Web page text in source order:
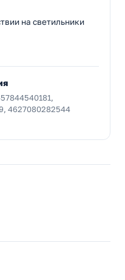
на светильники
4627080282544